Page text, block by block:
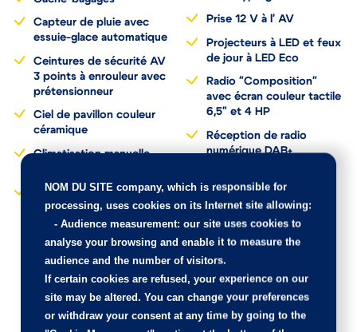
Capteur de pluie avec
essuie-glace automatique
Ceintures de sécurité AV
3 points à enrouleur avec
prétensionneur
Ciel de pavillon couleur
céramique
Climatisation manuelle
Correcteur électronique
de trajectoire ESP avec
amplificateur de freinage
d'urgence, système
électronique ASR,
blocage électronique de
différentiel EDS,
régulateur électronique
Prise 12 V à l' AV
Projecteurs à LED et feux
de jour à LED Eco
Radio "Composition"
avec écran couleur tactile
6,5" et 4 HP
Réception de radio
numérique DAB+
compris limiteur de
vitesse
Rétroviseur extérieur
asphérique côté
conducteur
Rétroviseur intérieur à
réglage jour/nuit
automatique
NOM DU SITE company, which is responsible for
processing, uses cookies on its Internet site allowing:
- Audience measurement: our site uses cookies to
analyse your browsing and enable it to measure the
audience and the number of visitors.
If certain cookies are refused, your experience on our
site may be altered. You can change your preferences
or withdraw your consent at any time by going to the